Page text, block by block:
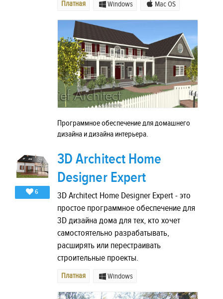
Платная Windows Mac OS
Программное обеспечение для домашнего
дизайна и дизайна интерьера.
6
3D Architect Home
Designer Expert
3D Architect Home Designer Expert - это
простое программное обеспечение для
3D дизайна дома для тех, кто хочет
самостоятельно разрабатывать,
расширять или перестраивать
строительные проекты.
Платная Windows